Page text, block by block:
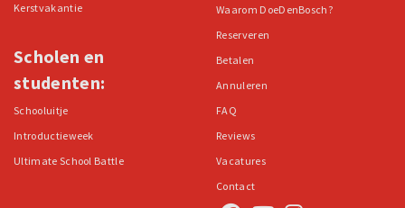
Kerstvakantie
Scholen en
studenten:
Schooluitje
Introductieweek
Ultimate School Battle
Waarom DoeDenBosch?
Reserveren
Betalen
Annuleren
FAQ
Reviews
Vacatures
Contact